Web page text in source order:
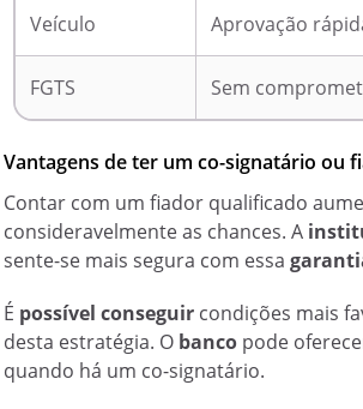
Veículo Aprovação
FGTS Sem
Vantagens de ter um co-signatário ou
Contar com um fiador qualificado
consideravelmente as chances. A
sente-se mais segura com essa
É possível conseguir condições mais
desta estratégia. O banco pode
quando há um co-signatário.